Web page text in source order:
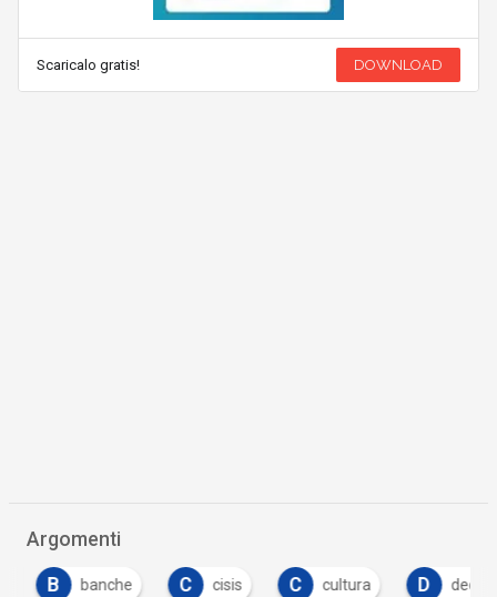
Scaricalo gratis! DOWNLOAD
Argomenti
B banche C cisis C cultura D decreto